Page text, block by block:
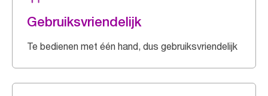
Gebruiksvriendelijk
Te bedienen met één hand, dus gebruiksvriendelijk